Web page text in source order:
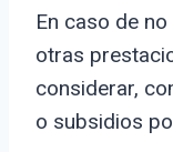
En caso de
otras
considerar,
o subsidios